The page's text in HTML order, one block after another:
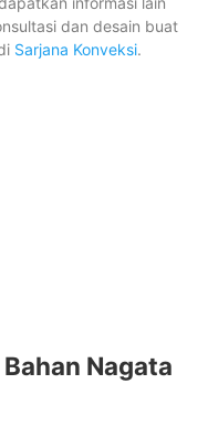
dan desain buat
Sarjana Konveksi.
Nagata